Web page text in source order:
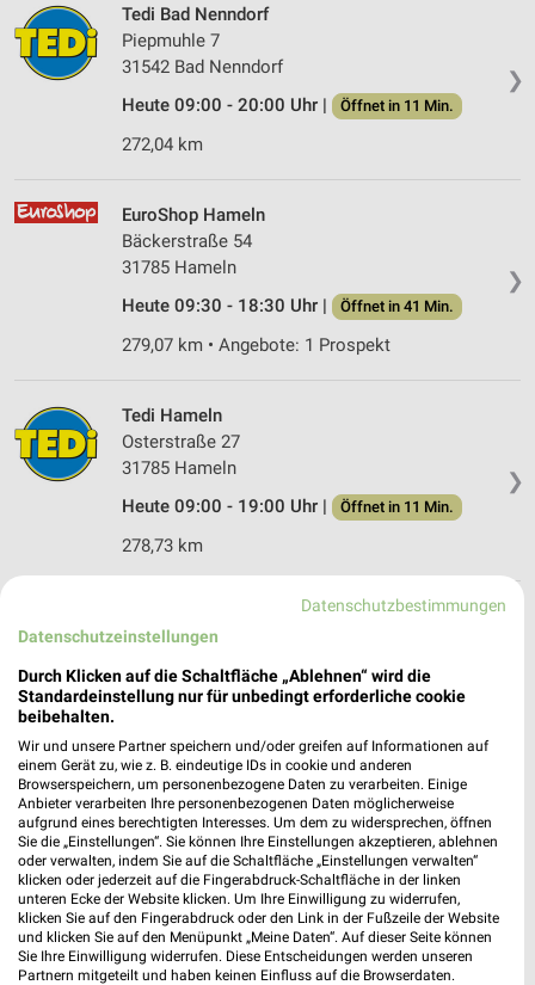
❯
Tedi Bad Nenndorf
Piepmuhle 7
31542 Bad Nenndorf
Heute 09:00 - 20:00 Uhr |
Öffnet in 11 Min.
272,04 km
❯
EuroShop Hameln
Bäckerstraße 54
31785 Hameln
Heute 09:30 - 18:30 Uhr |
Öffnet in 41 Min.
279,07 km • Angebote: 1 Prospekt
❯
Tedi Hameln
Osterstraße 27
31785 Hameln
Heute 09:00 - 19:00 Uhr |
Öffnet in 11 Min.
278,73 km
Marktstr. 12
30890 Barsinghausen
Heute 09:00 - 20:00 Uhr | Öffnet in 11 Min.
268,42 km
Jawoll Markt Hameln
Nienstedter Weg 6
31789 Hameln Klein Berkel
Heute 09:00 - 19:00 Uhr | Öffnet in 11 Min.
279,61 km • Angebote: 1 Prospekt
Datenschutzbestimmungen
Datenschutzeinstellungen
Durch Klicken auf die Schaltfläche „Ablehnen“ wird die
Standardeinstellung nur für unbedingt erforderliche cookie
beibehalten.
Wir und unsere Partner speichern und/oder greifen auf Informationen auf
einem Gerät zu, wie z. B. eindeutige IDs in cookie und anderen
Browserspeichern, um personenbezogene Daten zu verarbeiten. Einige
Anbieter verarbeiten Ihre personenbezogenen Daten möglicherweise
aufgrund eines berechtigten Interesses. Um dem zu widersprechen, öffnen
Sie die „Einstellungen“. Sie können Ihre Einstellungen akzeptieren, ablehnen
oder verwalten, indem Sie auf die Schaltfläche „Einstellungen verwalten“
klicken oder jederzeit auf die Fingerabdruck-Schaltfläche in der linken
unteren Ecke der Website klicken. Um Ihre Einwilligung zu widerrufen,
klicken Sie auf den Fingerabdruck oder den Link in der Fußzeile der Website
und klicken Sie auf den Menüpunkt „Meine Daten“. Auf dieser Seite können
Sie Ihre Einwilligung widerrufen. Diese Entscheidungen werden unseren
Partnern mitgeteilt und haben keinen Einfluss auf die Browserdaten.